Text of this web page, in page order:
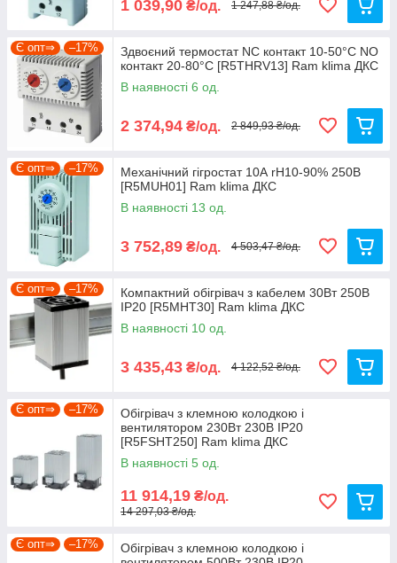
1 039,90 ₴/од. 1 247,88 ₴/од.
Є опт⇒ –17%
Здвоєний термостат NC контакт 10-50°C NO
контакт 20-80°C [R5THRV13] Ram klima ДКС
В наявності 6 од.
2 374,94 ₴/од. 2 849,93 ₴/од.
Є опт⇒ –17%
Механічний гігростат 10А rH10-90% 250В
[R5MUH01] Ram klima ДКС
В наявності 13 од.
3 752,89 ₴/од. 4 503,47 ₴/од.
Є опт⇒ –17%
Компактний обігрівач з кабелем 30Вт 250В
ІР20 [R5MHT30] Ram klima ДКС
В наявності 10 од.
3 435,43 ₴/од. 4 122,52 ₴/од.
Є опт⇒ –17%
Обігрівач з клемною колодкою і
вентилятором 230Вт 230В ІР20
[R5FSHT250] Ram klima ДКС
В наявності 5 од.
11 914,19 ₴/од.
14 297,03 ₴/од.
Є опт⇒ –17%
Обігрівач з клемною колодкою і